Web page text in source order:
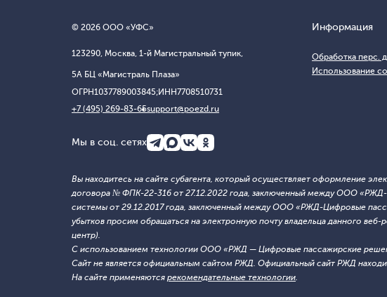
© 2026 ООО «УФС»
123290, Москва, 1-й Магистральный тупик,
5А БЦ «Магистраль Плаза»
ОГРН1037789003845;ИНН7708510731
+7 (495) 269-83-65support@poezd.ru
Информация
Обработка перс.
Использование
Мы в соц. сетях
Вы находитесь на сайте субагента, который осуществляет оформление
договора № ФПК-22-316 от 27.12.2022 года, заключенный между ООО
системы от 29.12.2017 года, заключенный между ООО «РЖД-Цифровые
убытков просим обращаться на электронную почту владельца данного
центр).
С использованием технологии ООО «РЖД — Цифровые пассажирские
Сайт не является официальным сайтом РЖД. Официальный сайт РЖД
На сайте применяются рекомендательные технологии.